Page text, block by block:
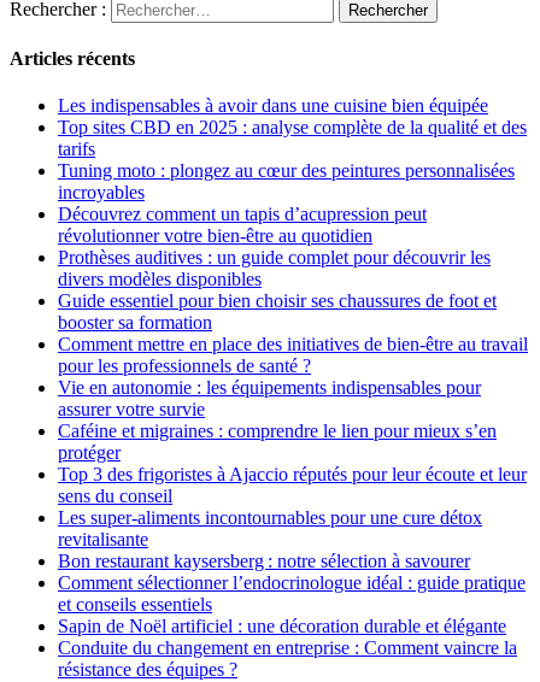
Rechercher :
Articles récents
Les indispensables à avoir dans une cuisine bien équipée
Top sites CBD en 2025 : analyse complète de la qualité et des
tarifs
Tuning moto : plongez au cœur des peintures personnalisées
incroyables
Découvrez comment un tapis d’acupression peut
révolutionner votre bien-être au quotidien
Prothèses auditives : un guide complet pour découvrir les
divers modèles disponibles
Guide essentiel pour bien choisir ses chaussures de foot et
booster sa formation
Comment mettre en place des initiatives de bien-être au travail
pour les professionnels de santé ?
Vie en autonomie : les équipements indispensables pour
assurer votre survie
Caféine et migraines : comprendre le lien pour mieux s’en
protéger
Top 3 des frigoristes à Ajaccio réputés pour leur écoute et leur
sens du conseil
Les super-aliments incontournables pour une cure détox
revitalisante
Bon restaurant kaysersberg : notre sélection à savourer
Comment sélectionner l’endocrinologue idéal : guide pratique
et conseils essentiels
Sapin de Noël artificiel : une décoration durable et élégante
Conduite du changement en entreprise : Comment vaincre la
résistance des équipes ?